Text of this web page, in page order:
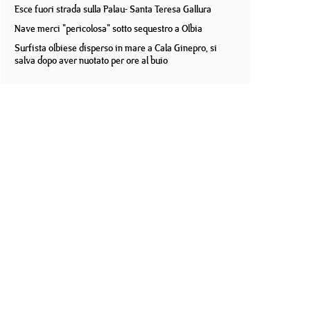
Esce fuori strada sulla Palau- Santa Teresa Gallura
Nave merci "pericolosa" sotto sequestro a Olbia
Surfista olbiese disperso in mare a Cala Ginepro, si
salva dopo aver nuotato per ore al buio